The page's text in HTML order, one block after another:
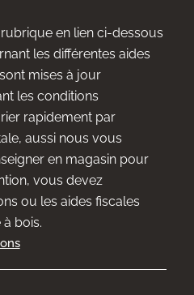
en lien ci-dessous
les différentes aides
mises à jour
les conditions
rapidement par
aussi nous vous
en magasin pour
vous devez
ou les aides fiscales
bois.